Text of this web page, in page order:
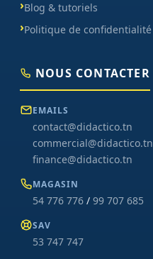
Blog & tutoriels
Politique de confidentialité
NOUS CONTACTER
EMAILS
contact@didactico.tn
commercial@didactico.tn
finance@didactico.tn
MAGASIN
54 776 776 / 99 707 685
SAV
53 747 747